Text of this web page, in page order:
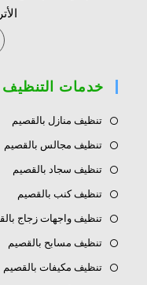
خدمات التنظيف
تنظيف منازل بالقصيم
تنظيف مجالس بالقصيم
تنظيف سجاد بالقصيم
تنظيف كنب بالقصيم
تنظيف واجهات زجاج
تنظيف مسابح بالقصيم
تنظيف مكيفات بالقصيم